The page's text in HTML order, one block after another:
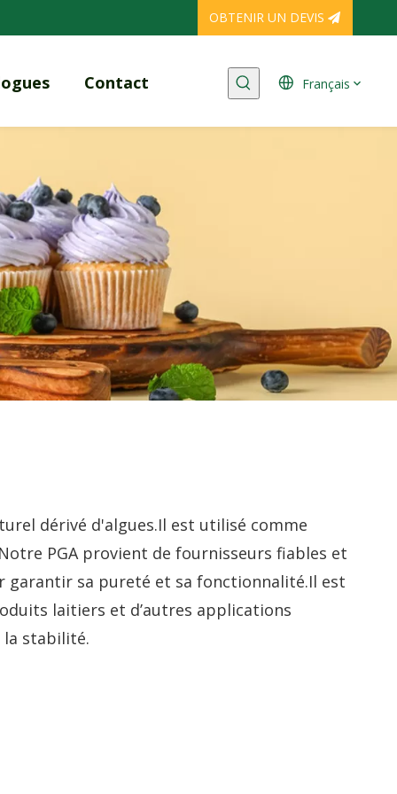
OBTENIR UN DEVIS
Contact Français
dérivé d'algues.Il est utilisé comme
PGA provient de fournisseurs fiables et
garantir sa pureté et sa fonctionnalité.Il est
laitiers et d’autres applications
la stabilité.